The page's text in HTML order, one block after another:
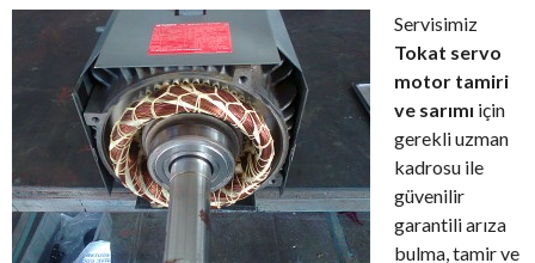
Servisimiz
Tokat servo
motor tamiri
ve sarımı için
gerekli uzman
kadrosu ile
güvenilir
garantili arıza
bulma, tamir ve